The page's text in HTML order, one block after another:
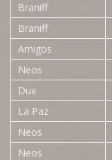
Braniff
Braniff
Amigos
Neos
Dux
La Paz
Neos
Neos